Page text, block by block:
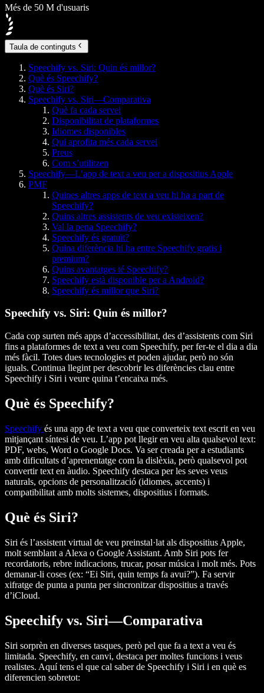
Més de 50 M d'usuaris
Taula de continguts
Speechify vs. Siri: Quin és millor?
Què és Speechify?
Què és Siri?
Speechify vs. Siri—Comparativa
Què fa cada servei
Disponibilitat de plataformes
Idiomes disponibles
Qui aprofita més cada servei
Preus
Com s’utilitzen
Speechify—L’app de text a veu per a dispositius Apple
PMF
Quines altres apps de text a veu hi ha a part de
Speechify?
Quins altres assistents de veu existeixen?
Val la pena Speechify?
Speechify és gratuït?
Quina diferència hi ha entre Speechify gratis i
premium?
Quins avantatges té Speechify?
Speechify està disponible per a Android?
Speechify és millor que Siri?
Speechify vs. Siri: Quin és millor?
Cada cop surten més apps d’accessibilitat, des d’assistents com Siri
fins a plataformes de text a veu com Speechify, per fer-te el dia a dia
més fàcil. Totes dues tecnologies et poden ajudar, però no són
iguals. Continua llegint per descobrir les diferències clau entre
Speechify i Siri i veure quina t’encaixa més.
Què és Speechify?
Speechify és una app de text a veu que converteix text escrit en veu
mitjançant síntesi de veu. L’app pot llegir en veu alta qualsevol text:
PDF, webs, Word o Google Docs. Va ser creada per a estudiants
amb dificultats d’aprenentatge com la dislèxia, però qualsevol pot
convertir text en àudio. Speechify destaca per les seves veus
naturals, opcions de personalització (idiomes, accents) i
compatibilitat amb molts sistemes, dispositius i formats.
Què és Siri?
Siri és l’assistent virtual de veu preinstal·lat als dispositius Apple,
molt semblant a Alexa o Google Assistant. Amb Siri pots fer
recordatoris, rebre indicacions, trucar, posar música i molt més. Pots
demanar-li coses (ex: “Ei Siri, quin temps fa avui?”). Fa servir
xifratge de punta a punta per sincronitzar dispositius a través
d’iCloud.
Speechify vs. Siri—Comparativa
Siri sorprèn en diverses tasques, però pel que fa a text a veu és
limitada. Speechify, en canvi, destaca per moltes funcions i veus
realistes. Aquí tens el que cal saber de Speechify i Siri i en què es
diferencien sobretot: